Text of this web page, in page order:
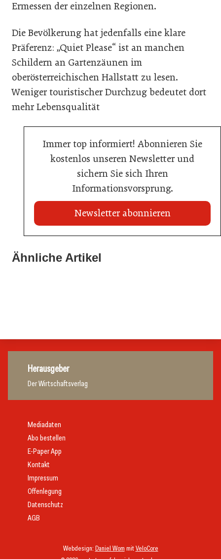
Ermessen der einzelnen Regionen.
Die Bevölkerung hat jedenfalls eine klare
Präferenz: „Quiet Please“ ist an manchen
Schildern an Gartenzäunen im
oberösterreichischen Hallstatt zu lesen.
Weniger touristischer Durchzug bedeutet dort
mehr Lebensqualität
Immer top informiert! Abonnieren Sie
kostenlos unseren Newsletter und
sichern Sie sich Ihren
Informationsvorsprung.
Newsletter abonnieren
Ähnliche Artikel
Travel Start-up Night 2026: Beste Tourismus-Idee
Herausgeber
Der Wirtschaftsverlag
Webdesign: Daniel Wom mitVeloCore
Mediadaten
Abo bestellen
E-Paper App
Kontakt
Impressum
Offenlegung
Datenschutz
AGB